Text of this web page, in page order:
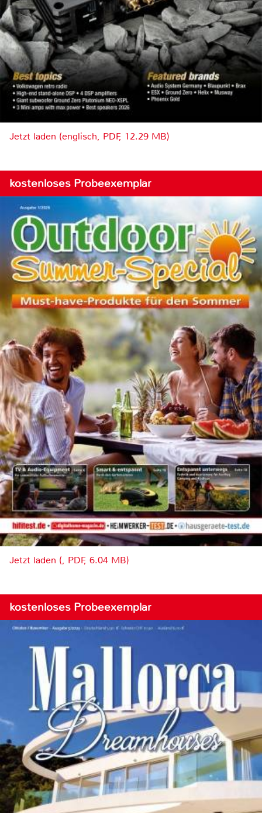
Jetzt laden (englisch, PDF, 12.29 MB)
kostenloses Probeexemplar
Jetzt laden (, PDF, 6.04 MB)
kostenloses Probeexemplar